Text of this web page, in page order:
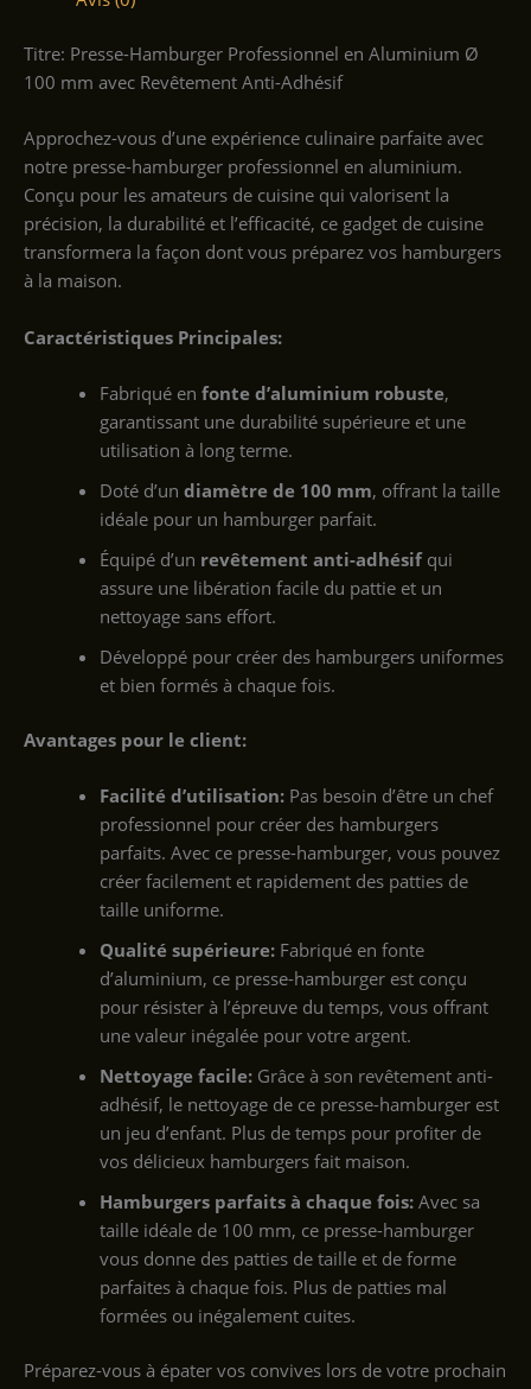
Titre: Presse-Hamburger Professionnel en Aluminium Ø
100 mm avec Revêtement Anti-Adhésif
Approchez-vous d’une expérience culinaire parfaite avec
notre presse-hamburger professionnel en aluminium.
Conçu pour les amateurs de cuisine qui valorisent la
précision, la durabilité et l’efficacité, ce gadget de cuisine
transformera la façon dont vous préparez vos hamburgers
à la maison.
Caractéristiques Principales:
Fabriqué en fonte d’aluminium robuste,
garantissant une durabilité supérieure et une
utilisation à long terme.
Doté d’un diamètre de 100 mm, offrant la taille
idéale pour un hamburger parfait.
Équipé d’un revêtement anti-adhésifqui
assure une libération facile du pattie et un
nettoyage sans effort.
Développé pour créer des hamburgers uniformes
et bien formés à chaque fois.
Avantages pour le client:
Facilité d’utilisation:Pas besoin d’être un chef
professionnel pour créer des hamburgers
parfaits. Avec ce presse-hamburger, vous pouvez
créer facilement et rapidement des patties de
taille uniforme.
Qualité supérieure:Fabriqué en fonte
d’aluminium, ce presse-hamburger est conçu
pour résister à l’épreuve du temps, vous offrant
une valeur inégalée pour votre argent.
Nettoyage facile:Grâce à son revêtement anti-
adhésif, le nettoyage de ce presse-hamburger est
un jeu d’enfant. Plus de temps pour profiter de
vos délicieux hamburgers fait maison.
Hamburgers parfaits à chaque fois:Avec sa
taille idéale de 100 mm, ce presse-hamburger
vous donne des patties de taille et de forme
parfaites à chaque fois. Plus de patties mal
formées ou inégalement cuites.
Préparez-vous à épater vos convives lors de votre prochain